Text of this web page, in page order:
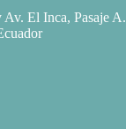
El Inca, Pasaje A.